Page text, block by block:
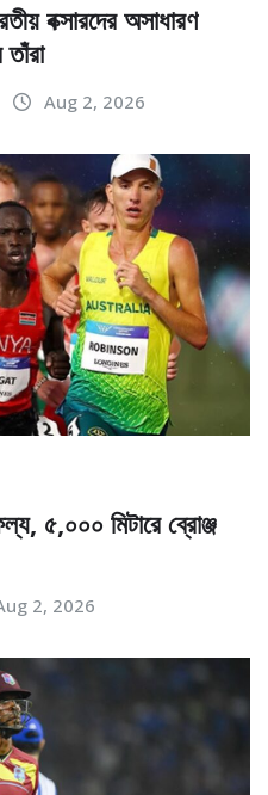
বক্সারদের অসাধারণ
Aug 2, 2026
৫,০০০ মিটারে ব্রোঞ্জ
2, 2026